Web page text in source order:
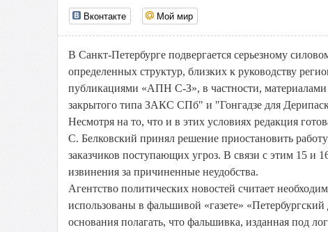
Вконтакте Мой мир
В Санкт-Петербурге подвергается серьезному
определенных структур, близких к руководству
публикациями «АПН С-З», в частности,
закрытого типа ЗАКС СПб" и "Гонгадзе для
Несмотря на то, что и в этих условиях редакция
С. Белковский принял решение приостановить
заказчиков поступающих угроз. В связи с этим 15 и
извинения за причиненные неудобства.
Агентство политических новостей считает
использованы в фальшивой «газете»
основания полагать, что фальшивка, изданная под